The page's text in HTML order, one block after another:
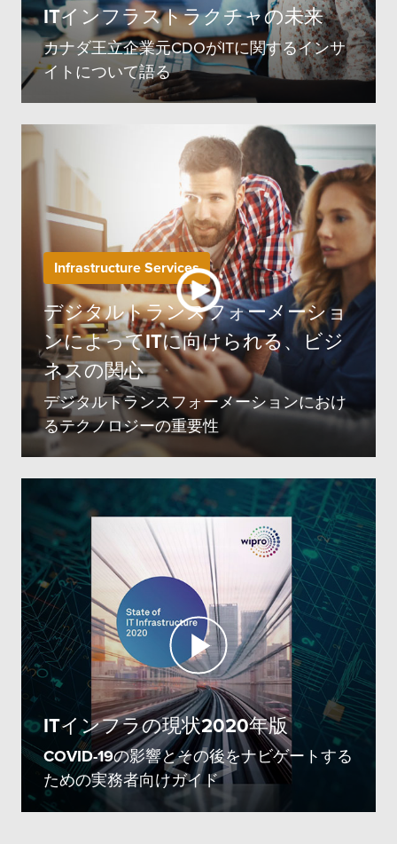
ITインフラストラクチャの未来
カナダ王立企業元CDOがITに関するインサ
イトについて語る
Infrastructure Services
デジタルトランスフォーメーショ
ンによってITに向けられる、ビジ
ネスの関心
デジタルトランスフォーメーションにおけ
るテクノロジーの重要性
ITインフラの現状2020年版
COVID-19の影響とその後をナビゲートする
ための実務者向けガイド